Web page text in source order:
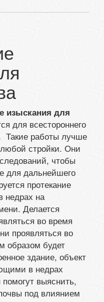
изыскания для
для всестороннего
Такие работы лучше
стройки. Они
чтобы
для дальнейшего
протекание
недрах на
Делается
во время
проявляться во
образом будет
здание, объект
в недрах
выяснить,
под влиянием